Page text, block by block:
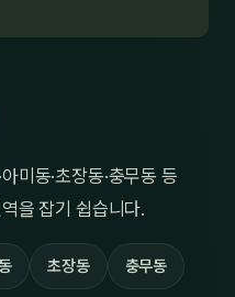
미동·초장동·충무동 등
을 잡기 쉽습니다.
초장동 충무동